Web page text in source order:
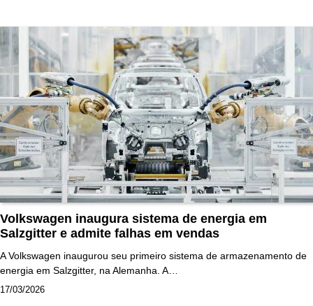
Volkswagen inaugura sistema de energia em
Salzgitter e admite falhas em vendas
A Volkswagen inaugurou seu primeiro sistema de armazenamento de
energia em Salzgitter, na Alemanha. A…
17/03/2026